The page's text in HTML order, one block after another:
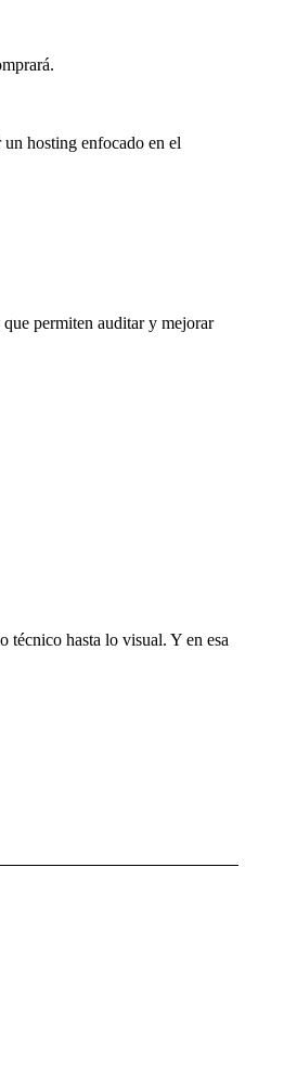
hosting enfocado en el
que permiten auditar y mejorar
técnico hasta lo visual. Y en esa